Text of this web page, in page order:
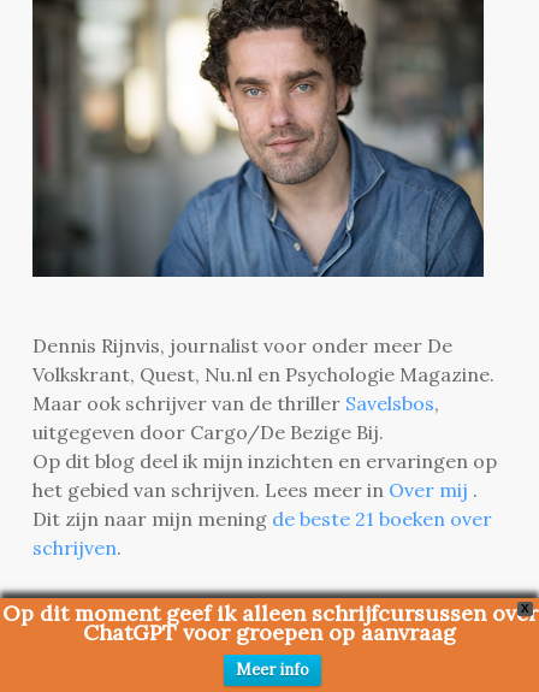
Dennis Rijnvis, journalist voor onder meer De
Volkskrant, Quest, Nu.nl en Psychologie Magazine.
Maar ook schrijver van de thriller Savelsbos,
uitgegeven door Cargo/De Bezige Bij.
Op dit blog deel ik mijn inzichten en ervaringen op
het gebied van schrijven. Lees meer in Over mij .
Dit zijn naar mijn mening de beste 21 boeken over
schrijven.
X
Op dit moment geef ik alleen schrijfcursussen over
ChatGPT voor groepen op aanvraag
Meer info